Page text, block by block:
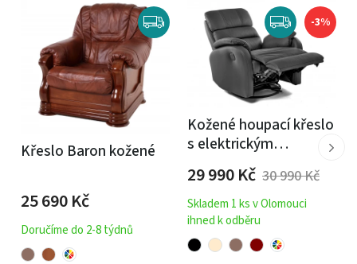
Křeslo Baron kožené
25 690Kč
Doručíme do 2-8 týdnů
-3%
Kožené houpací křeslo
s elektrickým
polohováním
ELEGANT 1
29 990Kč 30 990Kč
Skladem 1 ks v Olomouci
ihned k odběru